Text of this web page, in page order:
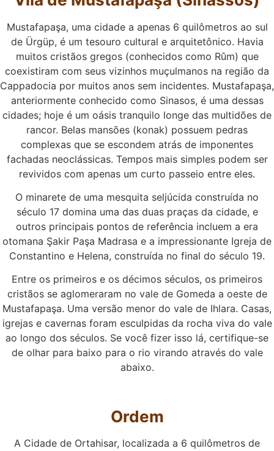
Mustafapaşa, uma cidade a apenas 6 quilômetros ao sul
de Ürgüp, é um tesouro cultural e arquitetônico. Havia
muitos cristãos gregos (conhecidos como Rûm) que
coexistiram com seus vizinhos muçulmanos na região da
Cappadocia por muitos anos sem incidentes. Mustafapaşa,
anteriormente conhecido como Sinasos, é uma dessas
cidades; hoje é um oásis tranquilo longe das multidões de
rancor. Belas mansões (konak) possuem pedras
complexas que se escondem atrás de imponentes
fachadas neoclássicas. Tempos mais simples podem ser
revividos com apenas um curto passeio entre eles.
O minarete de uma mesquita seljúcida construída no
século 17 domina uma das duas praças da cidade, e
outros principais pontos de referência incluem a era
otomana Şakir Paşa Madrasa e a impressionante Igreja de
Constantino e Helena, construída no final do século 19.
Entre os primeiros e os décimos séculos, os primeiros
cristãos se aglomeraram no vale de Gomeda a oeste de
Mustafapaşa. Uma versão menor do vale de Ihlara. Casas,
igrejas e cavernas foram esculpidas da rocha viva do vale
ao longo dos séculos. Se você fizer isso lá, certifique-se
de olhar para baixo para o rio virando através do vale
abaixo.
Ordem
A Cidade de Ortahisar, localizada a 6 quilômetros de